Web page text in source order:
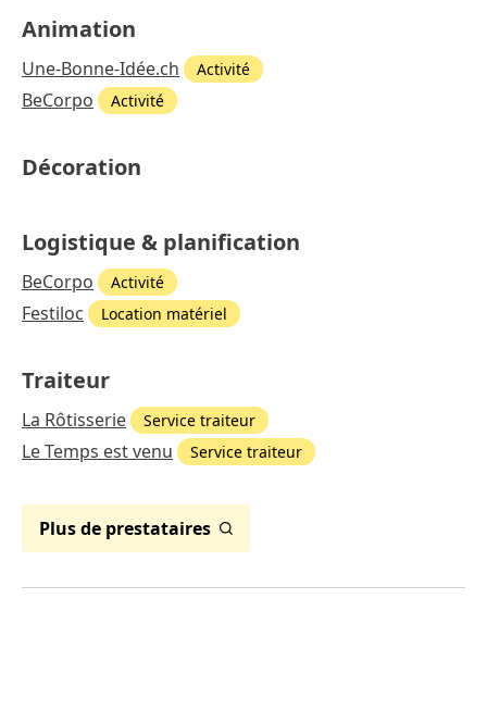
Animation
Une-Bonne-Idée.ch Activité
BeCorpo Activité
Décoration
Logistique & planification
BeCorpo Activité
Festiloc Location matériel
Traiteur
La Rôtisserie Service traiteur
Le Temps est venu Service traiteur
Plus de prestataires